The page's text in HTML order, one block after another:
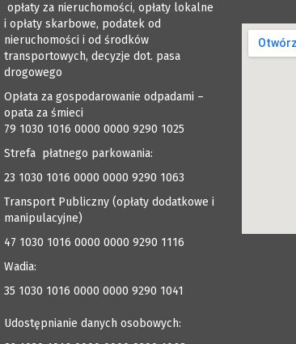
opłaty za nieruchomości, opłaty lokalne
i opłaty skarbowe, podatek od
nieruchomości i od środków
transportowych, decyzje dot. pasa
drogowego
Opłata za gospodarowanie odpadami –
opata za śmieci
79 1030 1016 0000 0000 9290 1025
Strefa płatnego parkowania:
23 1030 1016 0000 0000 9290 1063
Transport Publiczny (opłaty dodatkowe i
manipulacyjne)
47 1030 1016 0000 0000 9290 1116
Wadia:
35 1030 1016 0000 0000 9290 1041
Udostępnianie danych osobowych: